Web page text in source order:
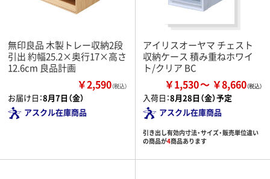
無印良品 木製トレー収納2段
引出 約幅25.2×奥行17×高さ
12.6cm 良品計画
￥2,590（税込）
お届け日：8月7日（金）
アスクル在庫商品
アイリスオーヤマ チェスト
収納ケース 積み重ねホワイ
ト/クリア BC
￥1,530 ￥8,660
入荷日：8月28日（金）予定
アスクル在庫商品
引き出し有効内寸法・サイズ・販売単位違い
の商品が4商品あります